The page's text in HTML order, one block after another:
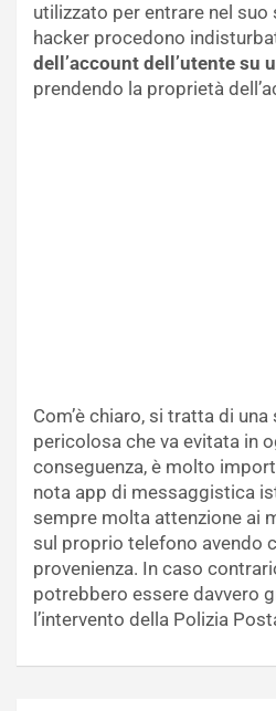
utilizzato per entrare nel suo
hacker procedono
dell’account dell’utente su
prendendo la proprietà
Com’è chiaro, si tratta di
pericolosa che va evitata in
conseguenza, è molto
nota app di messaggistica
sempre molta attenzione ai
sul proprio telefono avendo
provenienza. In caso
potrebbero essere davvero
l’intervento della Polizia